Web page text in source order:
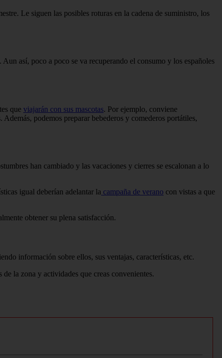
Le siguen las posibles roturas en la cadena de suministro, los
así, poco a poco se va recuperando el consumo y los españoles
que viajarán con sus mascotas. Por ejemplo, conviene
podemos preparar bebederos y comederos portátiles,
han cambiado y las vacaciones y cierres se escalonan a lo
igual deberían adelantar la campaña de verano con vistas a que
obtener su plena satisfacción.
información sobre ellos, sus ventajas, características, etc.
de la zona y actividades que creas convenientes.